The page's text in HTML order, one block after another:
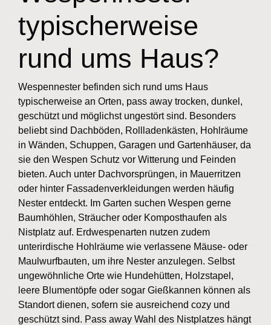
typischerweise
rund ums Haus?
Wespennester befinden sich rund ums Haus
typischerweise an Orten, pass away trocken, dunkel,
geschützt und möglichst ungestört sind. Besonders
beliebt sind Dachböden, Rollladenkästen, Hohlräume
in Wänden, Schuppen, Garagen und Gartenhäuser, da
sie den Wespen Schutz vor Witterung und Feinden
bieten. Auch unter Dachvorsprüngen, in Mauerritzen
oder hinter Fassadenverkleidungen werden häufig
Nester entdeckt. Im Garten suchen Wespen gerne
Baumhöhlen, Sträucher oder Komposthaufen als
Nistplatz auf. Erdwespenarten nutzen zudem
unterirdische Hohlräume wie verlassene Mäuse- oder
Maulwurfbauten, um ihre Nester anzulegen. Selbst
ungewöhnliche Orte wie Hundehütten, Holzstapel,
leere Blumentöpfe oder sogar Gießkannen können als
Standort dienen, sofern sie ausreichend cozy und
geschützt sind. Pass away Wahl des Nistplatzes hängt